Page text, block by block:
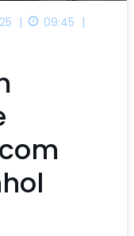
| 09:45 |